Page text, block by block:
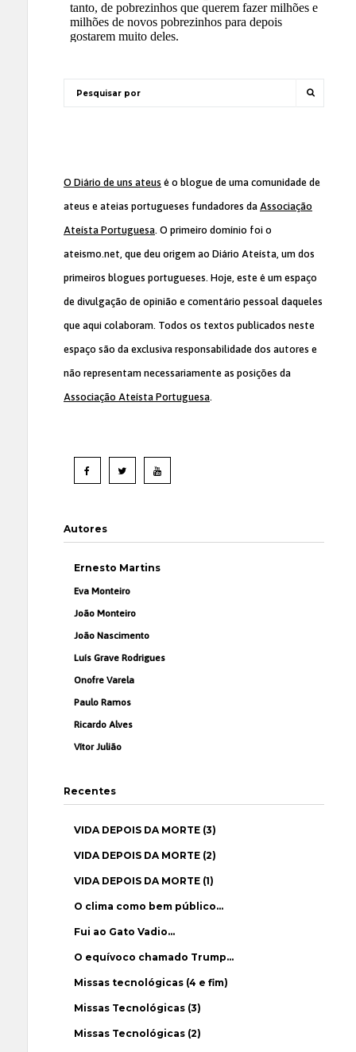
O Diário de uns ateus é o blogue de uma comunidade de
ateus e ateias portugueses fundadores da Associação
Ateísta Portuguesa. O primeiro domínio foi o
ateismo.net, que deu origem ao Diário Ateísta, um dos
primeiros blogues portugueses. Hoje, este é um espaço
de divulgação de opinião e comentário pessoal daqueles
que aqui colaboram. Todos os textos publicados neste
espaço são da exclusiva responsabilidade dos autores e
não representam necessariamente as posições da
Associação Ateísta Portuguesa.
Autores
Ernesto Martins
Eva Monteiro
João Monteiro
João Nascimento
Luís Grave Rodrigues
Onofre Varela
Paulo Ramos
Ricardo Alves
Vítor Julião
Recentes
VIDA DEPOIS DA MORTE (3)
VIDA DEPOIS DA MORTE (2)
VIDA DEPOIS DA MORTE (1)
O clima como bem público…
Fui ao Gato Vadio…
O equívoco chamado Trump…
Missas tecnológicas (4 e fim)
Missas Tecnológicas (3)
Missas Tecnológicas (2)